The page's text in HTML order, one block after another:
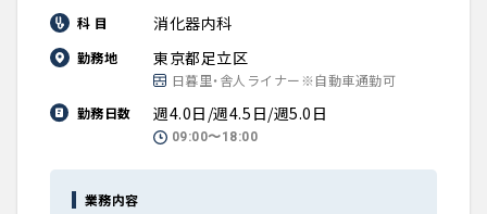
科 目 消化器内科
勤務地 東京都足立区
日暮里・舎人ライナー※自動車通勤可
勤務日数
週4.0日/週4.5日/週5.0日
09:00〜18:00
業務内容